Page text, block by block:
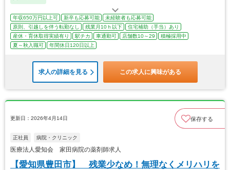
年収650万円以上可 新卒も応募可能
未経験者も応募可能
原則、引越しを伴う転勤なし
残業月10ｈ以下
住宅補助（手当）あり
産休・育休取得実績有り
駅チカ 車通勤可 店舗数10～29
積極採用中
夏～秋入職可
年間休日120日以上
求人の詳細を見る この求人に興味がある
更新日：2026年4月14日 保存する
正社員 病院・クリニック
医療法人愛知会 家田病院の薬剤師求人
【愛知県豊田市】 残業少なめ！無理なくメリハリを